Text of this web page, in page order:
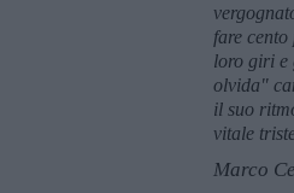
fare
loro giri e
olvida"
il suo
vitale
Marco